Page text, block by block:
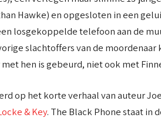
Hawke) en opgesloten in een
losgekoppelde telefoon aan de
slachtoffers van de moordenaar
hen is gebeurd, niet ook met
op het korte verhaal van auteur
& Key. The Black Phone staat in